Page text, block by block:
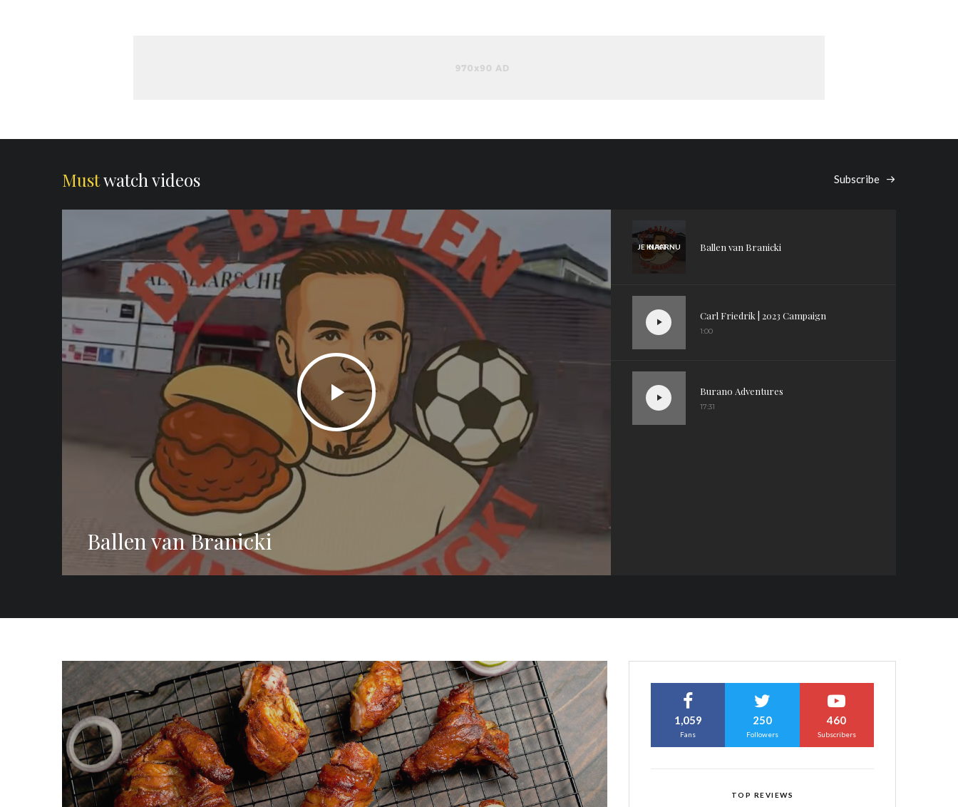
Mustwatch videos Subscribe
Ballen van Branicki
JE KIJKT NU NAAR Ballen van Branicki
Carl Friedrik | 2023 Campaign
1:00
Burano Adventures
17:31
1,059
Fans
250
Followers
460
Subscribers
TOP REVIEWS